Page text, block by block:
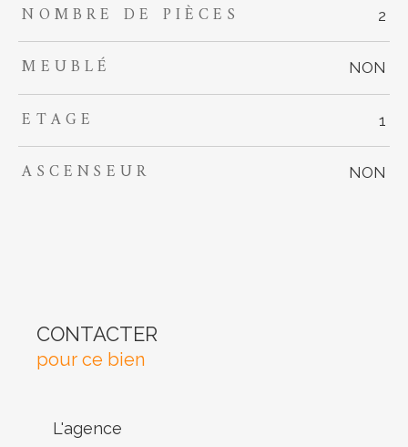
NOMBRE DE PIÈCES 2
MEUBLÉ NON
ETAGE 1
ASCENSEUR NON
CONTACTER
pour ce bien
L'agence